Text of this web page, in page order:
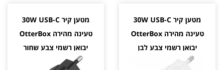
מטען קיר 30W USB-C
טעינה מהירה OtterBox
יבואן רשמי צבע לבן
מטען קיר 30W USB-C
טעינה מהירה OtterBox
יבואן רשמי צבע שחור